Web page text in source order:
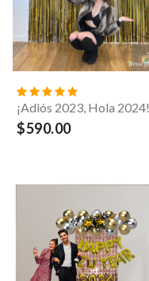
¡Adiós 2023, Hola 2024!
$590.00